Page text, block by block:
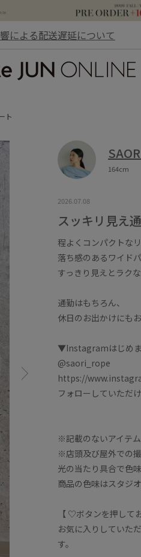
による配送遅延について
ト
164cm
2026.07.08
スッキリ見え
程よくコンパクトな
落ち感のあるワイド
すっきり見えとラク
通勤はもちろん、
休日のお出かけにも
▼Instagramはじめま
@saori_rope
https://
フォローしていただ
※記載のないアイテム
※店頭及び屋外での撮
光の当たり具合で色
商品の色味はスタジ
【 ♡ボタンを押して
お気に入りしていた
す。